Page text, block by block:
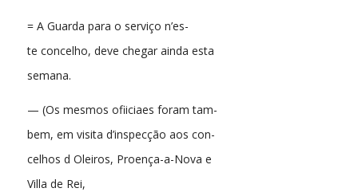
= A Guarda para o serviço n’es-
te concelho, deve chegar ainda esta
semana.
— (Os mesmos ofiiciaes foram tam-
bem, em visita d’inspecção aos con-
celhos d Oleiros, Proença-a-Nova e
Villa de Rei,